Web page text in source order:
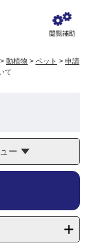
> 動植物 > ペット > 申請
て
ー